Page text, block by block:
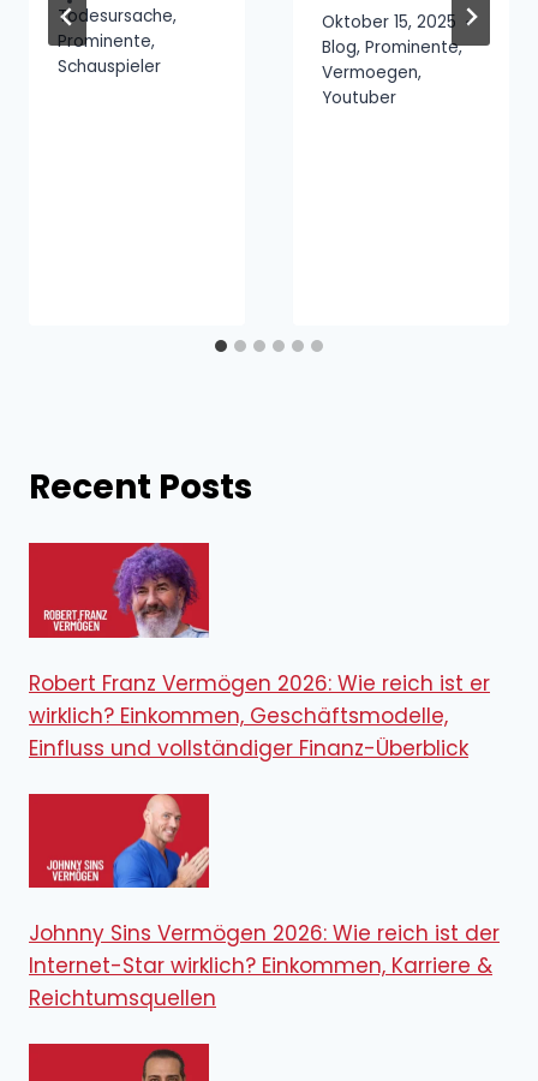
Todesursache,
Prominente,
Schauspieler
Oktober 15, 2025
Blog, Prominente,
Vermoegen,
Youtuber
Recent Posts
Robert Franz Vermögen 2026: Wie reich ist er
wirklich? Einkommen, Geschäftsmodelle,
Einfluss und vollständiger Finanz-Überblick
Johnny Sins Vermögen 2026: Wie reich ist der
Internet-Star wirklich? Einkommen, Karriere &
Reichtumsquellen